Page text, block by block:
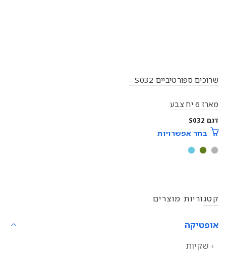
שרוכים ספורטיביים S032 –
מארז 6 יח צבע
דגם S032
בחר אפשרויות
קטגוריות מוצרים
אופטיקה
שקיות